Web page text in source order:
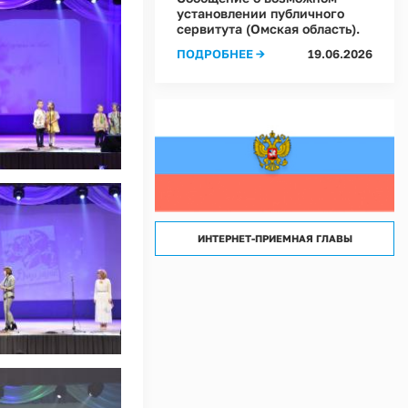
условий труда на рабочих местах в Администрации Ростовкинского
условий труда на рабочих местах в МКУ "Хозяйственное управление
установлении публичного
сервитута (Омская область).
ПОДРОБНЕЕ → 19.06.2026
ИНТЕРНЕТ-ПРИЕМНАЯ ГЛАВЫ